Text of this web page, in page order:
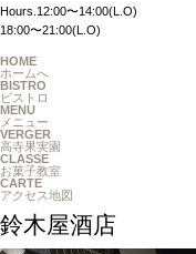
Hours.12:00〜14:00(L.O)
18:00〜21:00(L.O)
HOME
ホームへ
BISTRO
ビストロ
MENU
メニュー
VERGER
高寺果実園
CLASSE
お菓子教室
CARTE
アクセス地図
鈴木屋酒店